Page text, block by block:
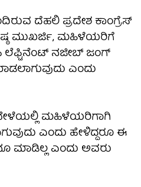
ದೆಹಲಿ ಪ್ರದೇಶ ಕಾಂಗ್ರೆಸ್
ಮುಖರ್ಜಿ, ಮಹಿಳೆಯರಿಗೆ
ಲೆಫ್ಟಿನೆಂಟ್ ನಜೀಬ್ ಜಂಗ್
ಎಂದು
ಮಹಿಳೆಯರಿಗಾಗಿ
ಎಂದು ಹೇಳಿದ್ದರೂ ಈ
ಮಾಡಿಲ್ಲ ಎಂದು ಅವರು